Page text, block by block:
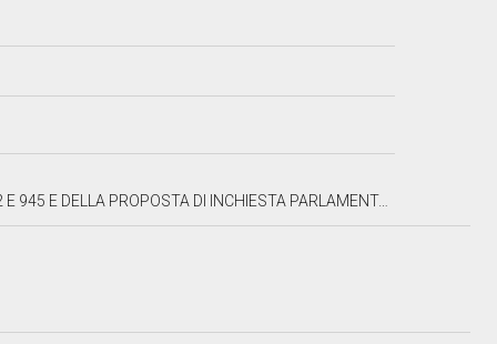
PARLAMENTARE N. 1797, CONCERNENTI LE ABITAZIONI DELLA GENTE RURALE